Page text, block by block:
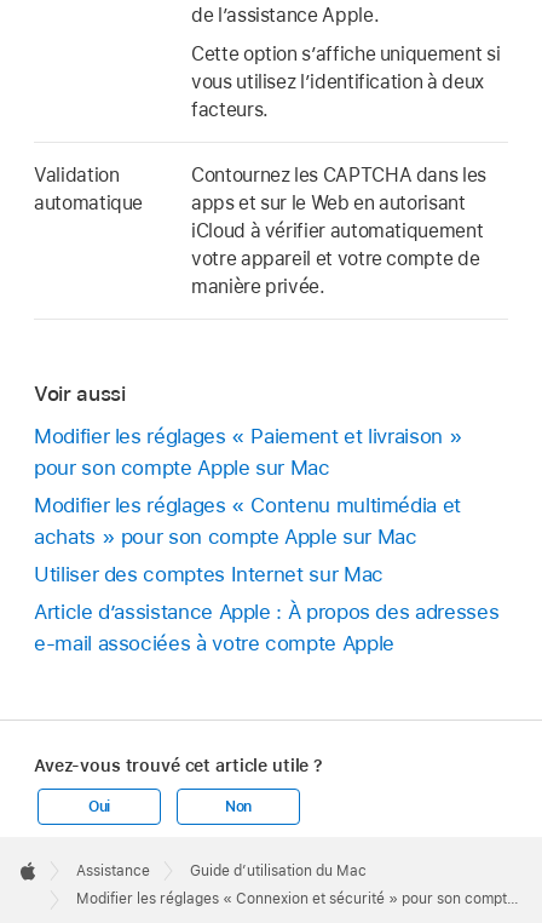
de l’assistance Apple.
Cette option s’affiche uniquement si
vous utilisez l’identification à deux
facteurs.
Validation
automatique
Contournez les CAPTCHA dans les
apps et sur le Web en autorisant
iCloud à vérifier automatiquement
votre appareil et votre compte de
manière privée.
Voir aussi
Modifier les réglages « Paiement et livraison »
pour son compte Apple sur Mac
Modifier les réglages « Contenu multimédia et
achats » pour son compte Apple sur Mac
Utiliser des comptes Internet sur Mac
Article d’assistance Apple : À propos des adresses
e-mail associées à votre compte Apple
Avez-vous trouvé cet article utile ?
Oui Non
Footer

Apple
Assistance
Guide d’utilisation du Mac
Modifier les réglages « Connexion et sécurité » pour son compte Apple sur Mac